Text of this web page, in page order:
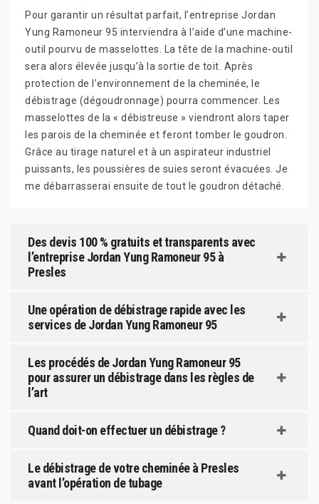
Pour garantir un résultat parfait, l’entreprise Jordan
Yung Ramoneur 95 interviendra à l’aide d’une machine-
outil pourvu de masselottes. La tête de la machine-outil
sera alors élevée jusqu’à la sortie de toit. Après
protection de l’environnement de la cheminée, le
débistrage (dégoudronnage) pourra commencer. Les
masselottes de la « débistreuse » viendront alors taper
les parois de la cheminée et feront tomber le goudron.
Grâce au tirage naturel et à un aspirateur industriel
puissants, les poussières de suies seront évacuées. Je
me débarrasserai ensuite de tout le goudron détaché.
Des devis 100 % gratuits et transparents avec
l’entreprise Jordan Yung Ramoneur 95 à
Presles
Une opération de débistrage rapide avec les
services de Jordan Yung Ramoneur 95
Les procédés de Jordan Yung Ramoneur 95
pour assurer un débistrage dans les règles de
l’art
Quand doit-on effectuer un débistrage ?
Le débistrage de votre cheminée à Presles
avant l’opération de tubage